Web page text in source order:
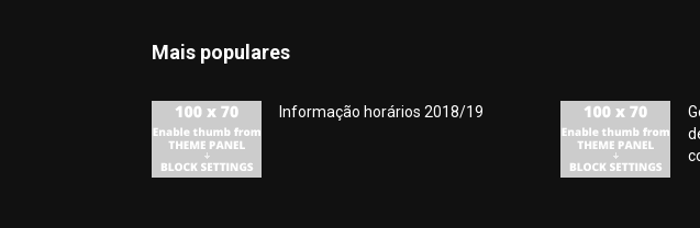
Mais populares
Informação horários 2018/19